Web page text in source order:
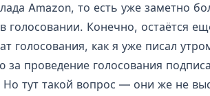
Amazon, то есть уже заметно
голосовании. Конечно, остаётся
голосования, как я уже писал
за проведение голосования
Но тут такой вопрос — они же не